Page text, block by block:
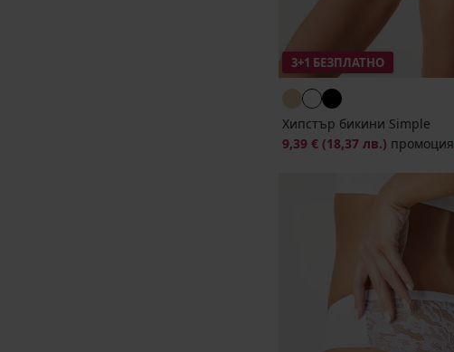
3+1 БЕЗПЛАТНО
Хипстър бикини Simple
9,39 € (18,37 лв.) промоция